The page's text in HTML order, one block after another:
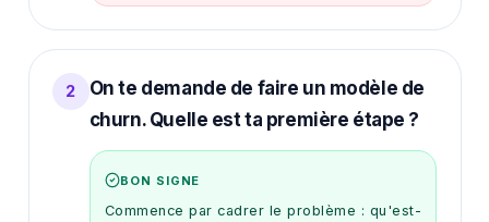
2
On te demande de faire un modèle de
churn. Quelle est ta première étape ?
BON SIGNE
Commence par cadrer le problème : qu'est-